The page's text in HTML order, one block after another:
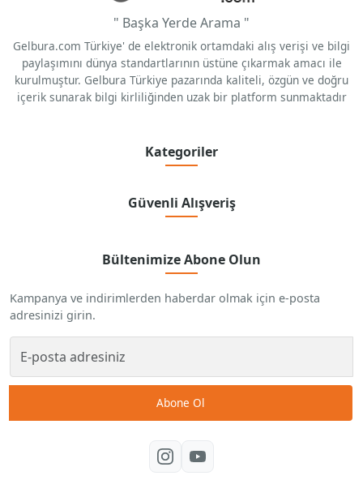
" Başka Yerde Arama "
Gelbura.com Türkiye' de elektronik ortamdaki alış verişi ve bilgi
paylaşımını dünya standartlarının üstüne çıkarmak amacı ile
kurulmuştur. Gelbura Türkiye pazarında kaliteli, özgün ve doğru
içerik sunarak bilgi kirliliğinden uzak bir platform sunmaktadır
Kategoriler
Güvenli Alışveriş
Bültenimize Abone Olun
Kampanya ve indirimlerden haberdar olmak için e-posta
adresinizi girin.
Abone Ol